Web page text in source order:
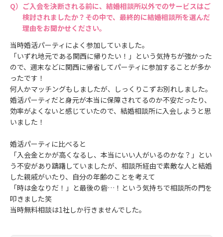
ご入会を決断される前に、結婚相談所以外でのサービスはご
検討されましたか？その中で、最終的に結婚相談所を選んだ
理由をお聞かせください。
当時婚活パーティによく参加していました。
「いずれ地元である関西に帰りたい！」という気持ちが強かった
ので、週末などに関西に帰省してパーティに参加することが多か
ったです！
何人かマッチングもしましたが、しっくりこずお別れしました。
婚活パーティだと身元が本当に保障されてるのか不安だったり、
効率がよくないと感じていたので、結婚相談所に入会しようと思
いました！
婚活パーティに比べると
「入会金とかが高くなるし、本当にいい人がいるのかな？」とい
う不安があり躊躇していましたが、相談所経由で素敵な人と結婚
した親戚がいたり、自分の年齢のことを考えて
「時は金なりだ！」と最後の砦…！という気持ちで相談所の門を
叩きました笑
当時無料相談は1社しか行きませんでした。